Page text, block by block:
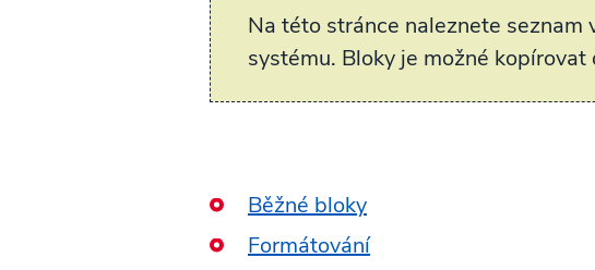
Na této stránce naleznete
systému. Bloky je možné
Běžné bloky
Formátování